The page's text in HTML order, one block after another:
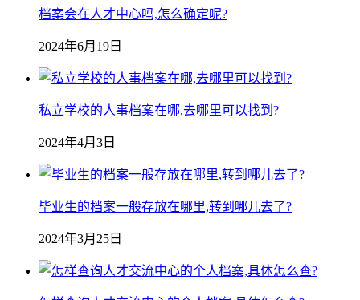
档案会在人才中心吗,怎么确定呢?
2024年6月19日
私立学校的人事档案在哪,去哪里可以找到?
2024年4月3日
毕业生的档案一般存放在哪里,转到哪儿去了?
2024年3月25日